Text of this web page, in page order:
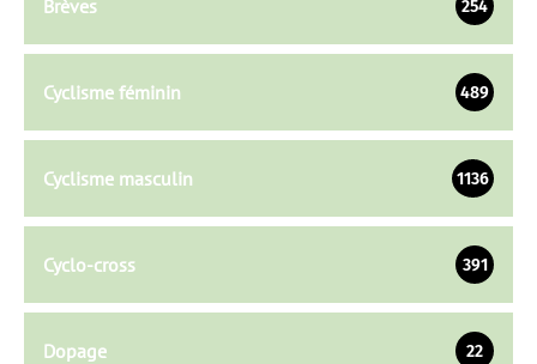
Brèves 254
Cyclisme féminin 489
Cyclisme masculin 1136
Cyclo-cross 391
Dopage 22